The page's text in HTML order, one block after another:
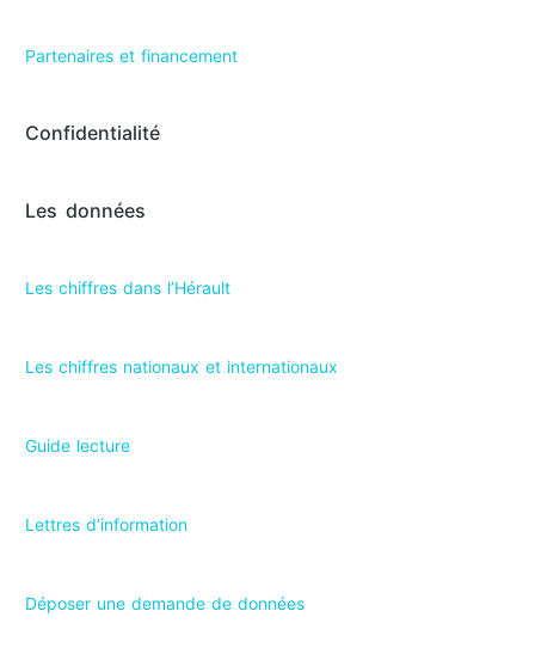
Partenaires et financement
Confidentialité
Les données
Les chiffres dans l’Hérault​
Les chiffres nationaux et internationaux
Guide lecture
Lettres d’information
Déposer une demande de données